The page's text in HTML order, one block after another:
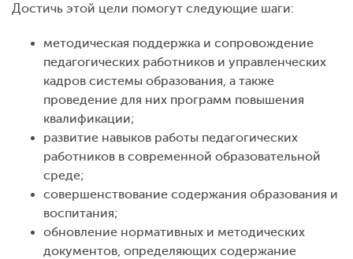
Достичь этой цели помогут следующие шаги:
методическая поддержка и сопровождение
педагогических работников и управленческих
кадров системы образования, а также
проведение для них программ повышения
квалификации;
развитие навыков работы педагогических
работников в современной образовательной
среде;
совершенствование содержания образования и
воспитания;
обновление нормативных и методических
документов, определяющих содержание